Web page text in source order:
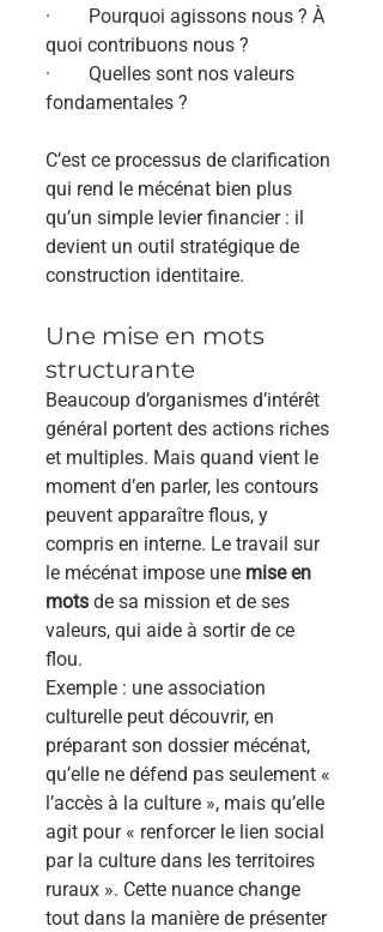
·        Pourquoi agissons nous ? À
quoi contribuons nous ?
·        Quelles sont nos valeurs
fondamentales ?
C’est ce processus de clarification
qui rend le mécénat bien plus
qu’un simple levier financier : il
devient un outil stratégique de
construction identitaire.
Une mise en mots
structurante
Beaucoup d’organismes d’intérêt
général portent des actions riches
et multiples. Mais quand vient le
moment d’en parler, les contours
peuvent apparaître flous, y
compris en interne. Le travail sur
le mécénat impose une mise en
mots de sa mission et de ses
valeurs, qui aide à sortir de ce
flou.
Exemple : une association
culturelle peut découvrir, en
préparant son dossier mécénat,
qu’elle ne défend pas seulement «
l’accès à la culture », mais qu’elle
agit pour « renforcer le lien social
par la culture dans les territoires
ruraux ». Cette nuance change
tout dans la manière de présenter